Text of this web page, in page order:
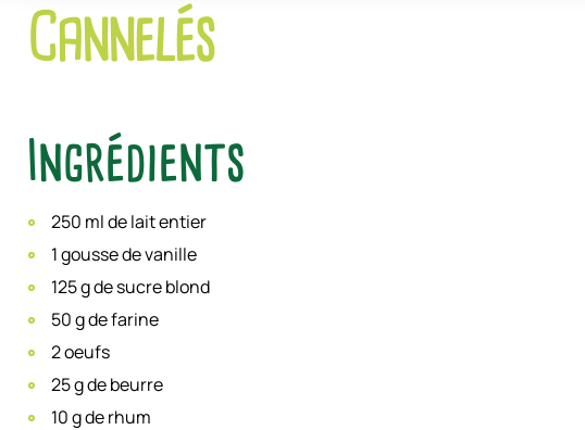
Cannelés
Ingrédients
250 ml de lait entier
1 gousse de vanille
125 g de sucre blond
50 g de farine
2 oeufs
25 g de beurre
10 g de rhum